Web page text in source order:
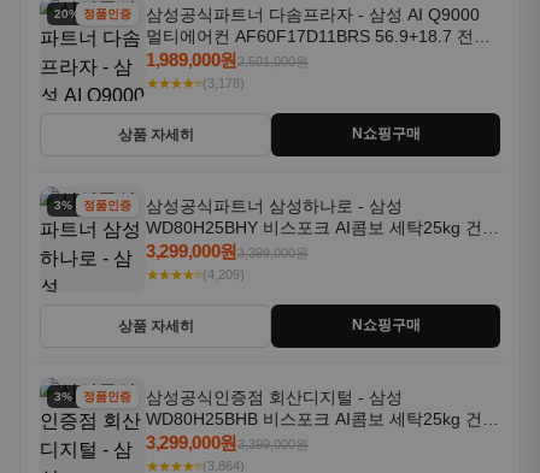
20% 할인정품인증
삼성공식파트너 다솜프라자 - 삼성 AI Q9000
멀티에어컨 AF60F17D11BRS 56.9+18.7 전국
기본설치포함
1,989,000원2,501,000원
★★★★⭐(3,178)
상품 자세히 N쇼핑구매
3% 할인정품인증
삼성공식파트너 삼성하나로 - 삼성
WD80H25BHY 비스포크 AI콤보 세탁25kg 건조
18kg 26년형 일체형 1등급
3,299,000원3,399,000원
★★★★⭐(4,209)
상품 자세히 N쇼핑구매
3% 할인정품인증
삼성공식인증점 회산디지털 - 삼성
WD80H25BHB 비스포크 AI콤보 세탁25kg 건조
18kg 26년형 일체형 1등급
3,299,000원3,399,000원
★★★★⭐(3,864)